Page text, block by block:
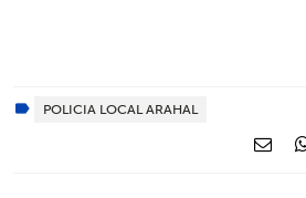
POLICIA LOCAL ARAHAL